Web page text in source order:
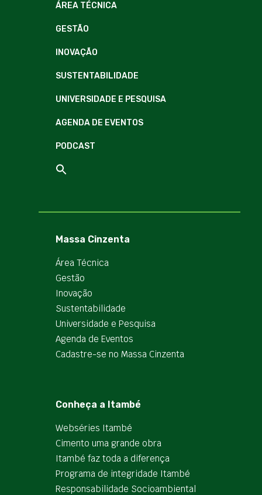
ÁREA TÉCNICA
GESTÃO
INOVAÇÃO
SUSTENTABILIDADE
UNIVERSIDADE E PESQUISA
AGENDA DE EVENTOS
PODCAST
Massa Cinzenta
Área Técnica
Gestão
Inovação
Sustentabilidade
Universidade e Pesquisa
Agenda de Eventos
Cadastre-se no Massa Cinzenta
Conheça a Itambé
Webséries Itambé
Cimento uma grande obra
Itambé faz toda a diferença
Programa de integridade Itambé
Responsabilidade Socioambiental